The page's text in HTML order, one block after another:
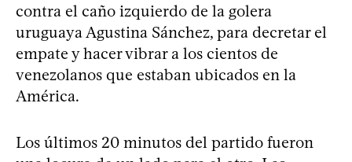
contra el caño izquierdo de la golera
uruguaya Agustina Sánchez, para decretar el
empate y hacer vibrar a los cientos de
venezolanos que estaban ubicados en la
América.
Los últimos 20 minutos del partido fueron